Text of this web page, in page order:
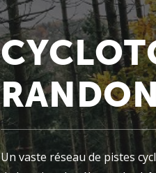
Un vaste réseau de pistes